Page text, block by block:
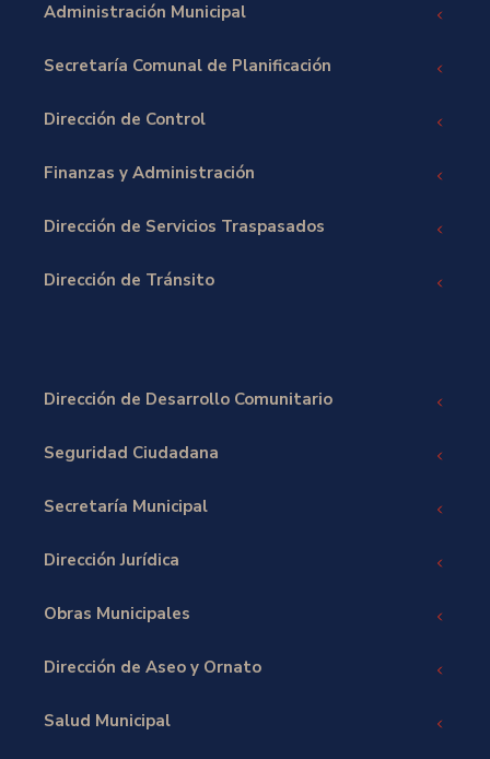
Administración Municipal
Secretaría Comunal de Planificación
Dirección de Control
Finanzas y Administración
Dirección de Servicios Traspasados
Dirección de Tránsito
Dirección de Desarrollo Comunitario
Seguridad Ciudadana
Secretaría Municipal
Dirección Jurídica
Obras Municipales
Dirección de Aseo y Ornato
Salud Municipal